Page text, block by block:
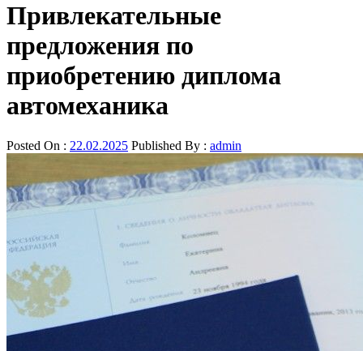
Привлекательные
предложения по
приобретению диплома
автомеханика
Posted On : 22.02.2025 Published By : admin